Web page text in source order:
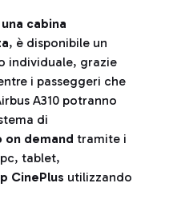
una cabina
, è disponibile un
individuale, grazie
i passeggeri che
A310 potranno
di
demand tramite i
tablet,
CinePlus utilizzando